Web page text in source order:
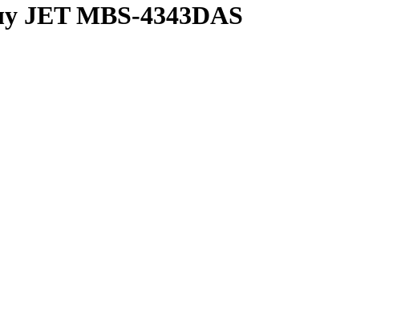
JET MBS-4343DAS